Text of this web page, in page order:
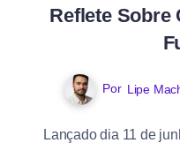
Reflete Sobre
Por Lipe
Lançado dia 11 de